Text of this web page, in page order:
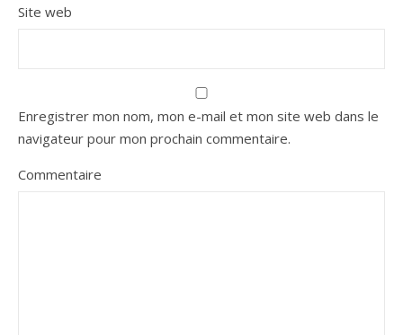
Site web
Enregistrer mon nom, mon e-mail et mon site web dans le
navigateur pour mon prochain commentaire.
Commentaire